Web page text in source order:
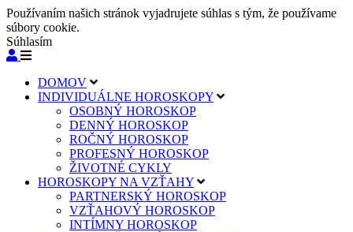
Používaním našich stránok vyjadrujete súhlas s tým, že používame
súbory cookie.
Súhlasím
DOMOV
INDIVIDUÁLNE HOROSKOPY
OSOBNÝ HOROSKOP
DENNÝ HOROSKOP
ROČNÝ HOROSKOP
PROFESNÝ HOROSKOP
ŽIVOTNÉ CYKLY
HOROSKOPY NA VZŤAHY
PARTNERSKÝ HOROSKOP
VZŤAHOVÝ HOROSKOP
INTÍMNY HOROSKOP